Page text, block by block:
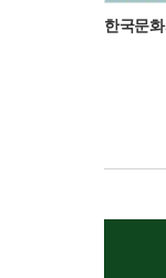
한국문